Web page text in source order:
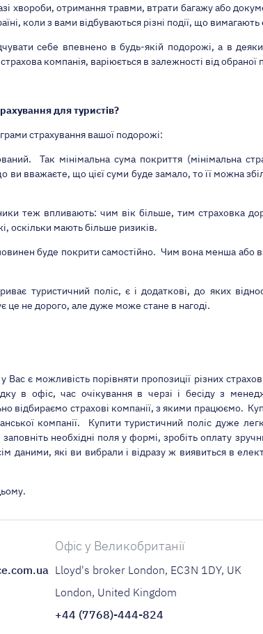
хвороби, отримання травми, втрати багажу або
коли з вами відбуваються різні події, що
себе впевнено в будь-якій подорожі, а в
компанія, варіюється в залежності від обраної
для туристів?
страхування вашої подорожі:
Так мінімальна сума покриття (мінімальна
вважаєте, що цієї суми буде замало, то її можна
теж впливають: чим вік більше, тим страховка
оскільки мають більше ризиків.
буде покрити самостійно. Чим вона менша або
туристичний поліс, є і додаткові, до яких
це не дорого, але дуже може стане в нагоді.
є можливість порівняти пропозиції різних
в офіс, час очікування в черзі і бесіду з
відбираємо страхові компанії, з якими працюємо.
компанії. Купити туристичний поліс дуже
необхідні поля у формі, зробіть оплату
даними, які ви вибрали і відразу ж виявиться в
Офіс у Великобританії
Lloyd's broker London, EC3N 1DY, UK
London, United Kingdom
+44 (7768)-444-824